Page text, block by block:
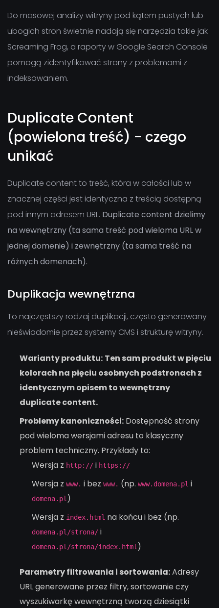
Do masowej analizy witryny pod kątem pustych lub
ubogich stron świetnie nadają się narzędzia takie jak
Screaming Frog, a raporty w Google Search Console
pomogą zidentyfikować strony z problemami z
indeksowaniem.
Duplicate Content
(powielona treść) - czego
unikać
Duplicate content to treść, która w całości lub w
znacznej części jest identyczna z treścią dostępną
pod innym adresem URL. Duplicate content dzielimy
na wewnętrzny (ta sama treść pod wieloma URL w
jednej domenie) i zewnętrzny (ta sama treść na
różnych domenach).
Duplikacja wewnętrzna
To najczęstszy rodzaj duplikacji, często generowany
nieświadomie przez systemy CMS i strukturę witryny.
Warianty produktu: Ten sam produkt w pięciu
kolorach na pięciu osobnych podstronach z
identycznym opisem to wewnętrzny
duplicate content.
Problemy kanoniczności: Dostępność strony
pod wieloma wersjami adresu to klasyczny
problem techniczny. Przykłady to:
Wersja z http:// i https://
Wersja z www. i bez www. (np. www.domena.pl i
domena.pl )
Wersja z index.html na końcu i bez (np.
domena.pl/strona/ i
domena.pl/strona/index.html )
Parametry filtrowania i sortowania:Adresy
URL generowane przez filtry, sortowanie czy
wyszukiwarkę wewnętrzną tworzą dziesiątki